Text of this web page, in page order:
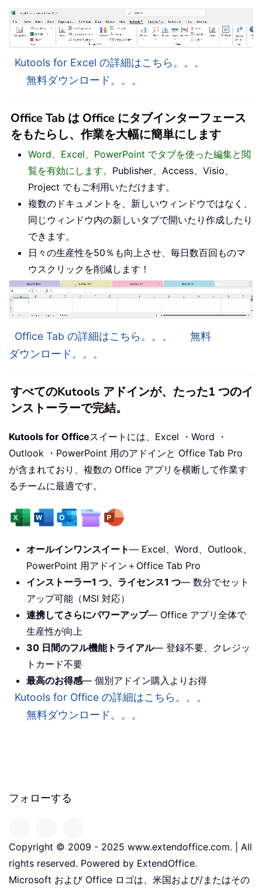
Kutools for Excel の詳細はこちら。。。
無料ダウンロード。。。
Office Tab は Office にタブインターフェース
をもたらし、作業を大幅に簡単にします
Word、Excel、PowerPoint でタブを使った編集と閲
覧を有効にします。 Publisher、Access、Visio、
Project でもご利用いただけます。
複数のドキュメントを、新しいウィンドウではなく、
同じウィンドウ内の新しいタブで開いたり作成したり
できます。
日々の生産性を50％も向上させ、毎日数百回ものマ
ウスクリックを削減します！
Office Tab の詳細はこちら。。。
無料
ダウンロード。。。
すべてのKutools アドインが、たった1 つのイ
ンストーラーで完結。
Kutools for Officeスイートには、Excel ・Word ・
Outlook ・PowerPoint 用のアドインと Office Tab Pro
が含まれており、複数の Office アプリを横断して作業す
るチームに最適です。
オールインワンスイート— Excel、Word、Outlook、
PowerPoint 用アドイン＋Office Tab Pro
インストーラー1 つ、ライセンス1 つ— 数分でセット
アップ可能（MSI 対応）
連携してさらにパワーアップ— Office アプリ全体で
生産性が向上
30 日間のフル機能トライアル— 登録不要、クレジッ
トカード不要
最高のお得感— 個別アドイン購入よりお得
Kutools for Office の詳細はこちら。。。
無料ダウンロード。。。
フォローする
Copyright © 2009 - 2025 www.extendoffice.com. | All
rights reserved. Powered by ExtendOffice.
Microsoft および Office ロゴは、米国および/またはその